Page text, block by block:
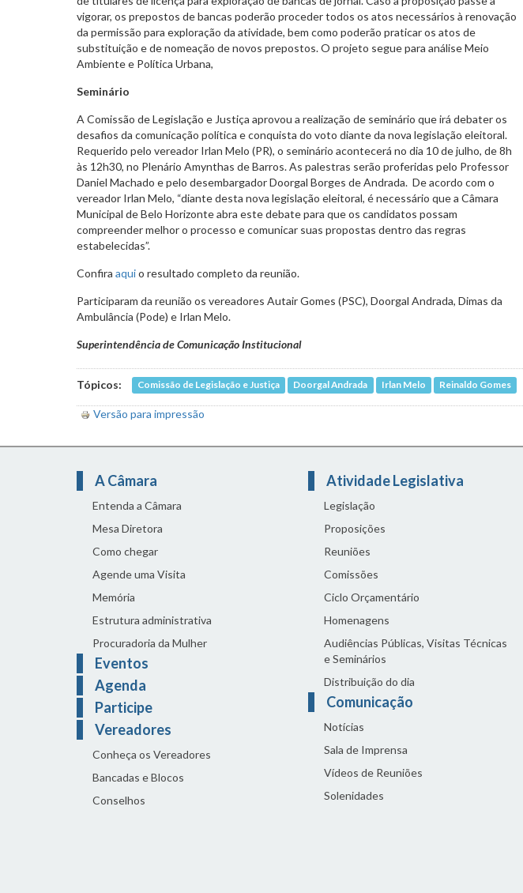
vigorar, os prepostos de bancas poderão proceder todos os atos necessários à renovação
da permissão para exploração da atividade, bem como poderão praticar os atos de
substituição e de nomeação de novos prepostos. O projeto segue para análise Meio
Ambiente e Política Urbana,
Seminário
A Comissão de Legislação e Justiça aprovou a realização de seminário que irá debater os
desafios da comunicação política e conquista do voto diante da nova legislação eleitoral.
Requerido pelo vereador Irlan Melo (PR), o seminário acontecerá no dia 10 de julho, de 8h
às 12h30, no Plenário Amynthas de Barros. As palestras serão proferidas pelo Professor
Daniel Machado e pelo desembargador Doorgal Borges de Andrada. De acordo com o
vereador Irlan Melo, “diante desta nova legislação eleitoral, é necessário que a Câmara
Municipal de Belo Horizonte abra este debate para que os candidatos possam
compreender melhor o processo e comunicar suas propostas dentro das regras
estabelecidas”.
Confira aquio resultado completo da reunião.
Participaram da reunião os vereadores Autair Gomes (PSC), Doorgal Andrada, Dimas da
Ambulância (Pode) e Irlan Melo.
Superintendência de Comunicação Institucional
Tópicos: Comissão de Legislação e Justiça Doorgal Andrada Irlan Melo Reinaldo Gomes
Versão para impressão
A Câmara
Entenda a Câmara
Mesa Diretora
Como chegar
Agende uma Visita
Memória
Estrutura administrativa
Procuradoria da Mulher
Eventos
Agenda
Participe
Vereadores
Conheça os Vereadores
Bancadas e Blocos
Conselhos
Atividade Legislativa
Legislação
Proposições
Reuniões
Comissões
Ciclo Orçamentário
Homenagens
Audiências Públicas, Visitas Técnicas
e Seminários
Distribuição do dia
Comunicação
Notícias
Sala de Imprensa
Vídeos de Reuniões
Solenidades